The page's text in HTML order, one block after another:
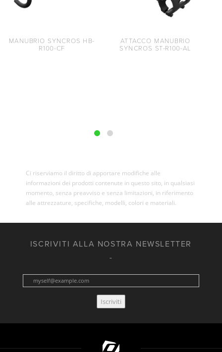
MANUBRIO SYNCROS HB-
R100-CF
ATTACCO MANUBRIO
SYNCROS ST-R100-AL
Ci riserviamo il diritto di apportare modifiche alle
informazioni dei prodotti contenute in questo sito, in qualsiasi
momento, senza preavviso e senza limitazioni, in riferimento
alle attrezzature, specifiche, modelli, colori e materiali.
ISCRIVITI ALLA NOSTRA NEWSLETTER
Iscriviti